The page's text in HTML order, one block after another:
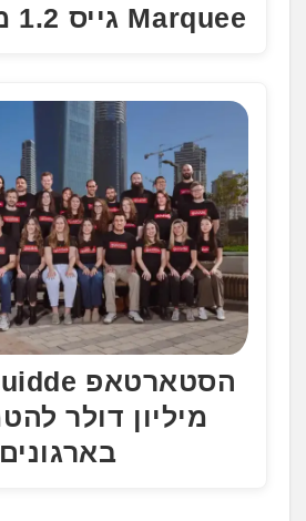
Marquee גייס 1.2 מיליון דולר
בארגונים